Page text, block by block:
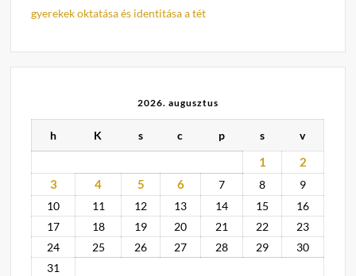
gyerekek oktatása és identitása a tét
2026. augusztus
h K s c p s v
1
2
3
4 5 6 7 8
9
10
11 12 13 14 15
16
17
18 19 20 21 22
23
24
25 26 27 28 29
30
31